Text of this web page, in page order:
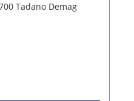
Tadano Demag